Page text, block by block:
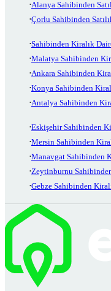
Alanya Sahibinden
Çorlu Sahibinden
Sahibinden Kiralık
Malatya Sahibinden
Ankara Sahibinden
Konya Sahibinden
Antalya Sahibinden
Eskişehir Sahibinden
Mersin Sahibinden
Manavgat Sahibinden
Zeytinburnu
Gebze Sahibinden